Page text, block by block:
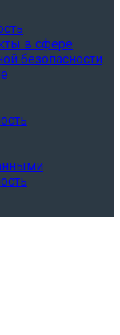
в сфере
безопасности